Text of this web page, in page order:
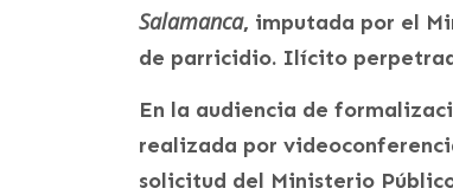
Salamanca, imputada por el
de parricidio. Ilícito
En la audiencia de
realizada por
solicitud del Ministerio